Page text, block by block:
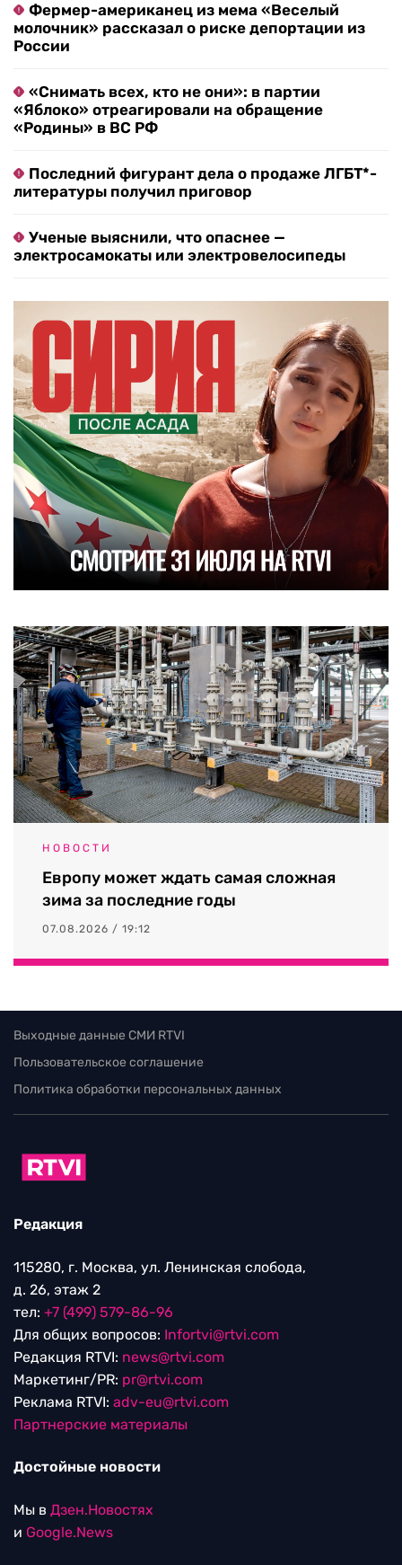
Фермер-американец из мема «Веселый
молочник» рассказал о риске депортации из
России
«Снимать всех, кто не они»: в партии
«Яблоко» отреагировали на обращение
«Родины» в ВС РФ
Последний фигурант дела о продаже ЛГБТ*-
литературы получил приговор
Ученые выяснили, что опаснее —
электросамокаты или электровелосипеды
НОВОСТИ
Европу может ждать самая сложная
зима за последние годы
07.08.2026 / 19:12
Выходные данные СМИ RTVI
Пользовательское соглашение
Политика обработки персональных данных
Редакция
115280, г. Москва, ул. Ленинская слобода,
д. 26, этаж 2
тел: +7 (499) 579-86-96
Для общих вопросов: Infortvi@rtvi.com
Редакция RTVI: news@rtvi.com
Маркетинг/PR: pr@rtvi.com
Реклама RTVI: adv-eu@rtvi.com
Партнерские материалы
Достойные новости
Мы в Дзен.Новостях
и Google.News